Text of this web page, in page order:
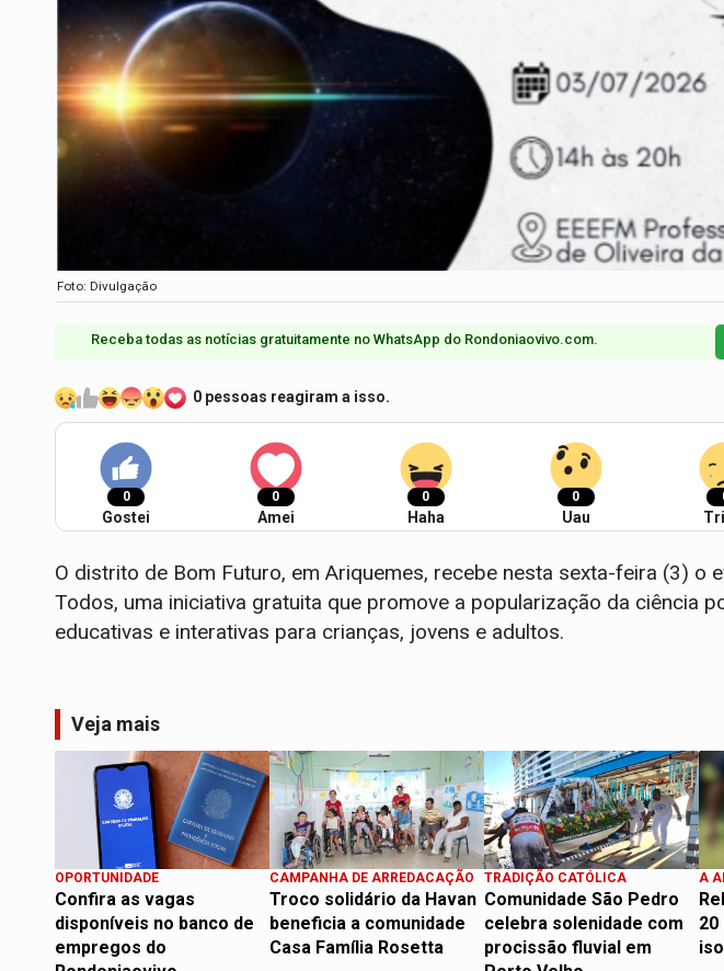
Foto: Divulgação
Receba todas as notícias gratuitamente no WhatsApp do Rondoniaovivo.com.​
0 pessoas reagiram a isso.
0
Gostei
0
Amei
0
Haha
0
Uau
O distrito de Bom Futuro, em Ariquemes, recebe nesta sexta-feira (3) o
Todos, uma iniciativa gratuita que promove a popularização da ciência
educativas e interativas para crianças, jovens e adultos.
Veja mais
OPORTUNIDADE
Confira as vagas
disponíveis no banco de
empregos do
CAMPANHA DE ARREDACAÇÃO
Troco solidário da Havan
beneficia a comunidade
Casa Família Rosetta
TRADIÇÃO CATÓLICA
Comunidade São Pedro
celebra solenidade com
procissão fluvial em
A
20